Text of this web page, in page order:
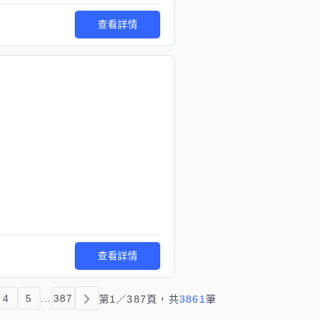
查看詳情
查看詳情
4 5 387 第1 ／387頁，共3861 筆